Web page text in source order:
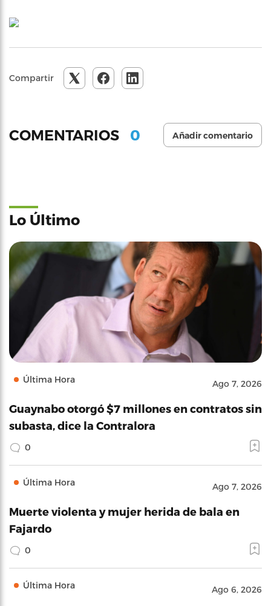
Compartir
COMENTARIOS 0 Añadir comentario
Lo Último
Última Hora Ago 7, 2026
Guaynabo otorgó $7 millones en contratos sin
subasta, dice la Contralora
0
Última Hora Ago 7, 2026
Muerte violenta y mujer herida de bala en
Fajardo
0
Última Hora Ago 6, 2026